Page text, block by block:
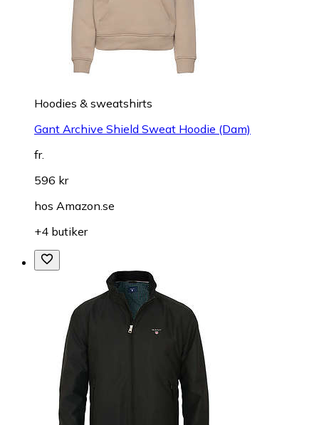
Hoodies & sweatshirts
Gant Archive Shield Sweat Hoodie (Dam)
fr.
596 kr
hos Amazon.se
+4 butiker